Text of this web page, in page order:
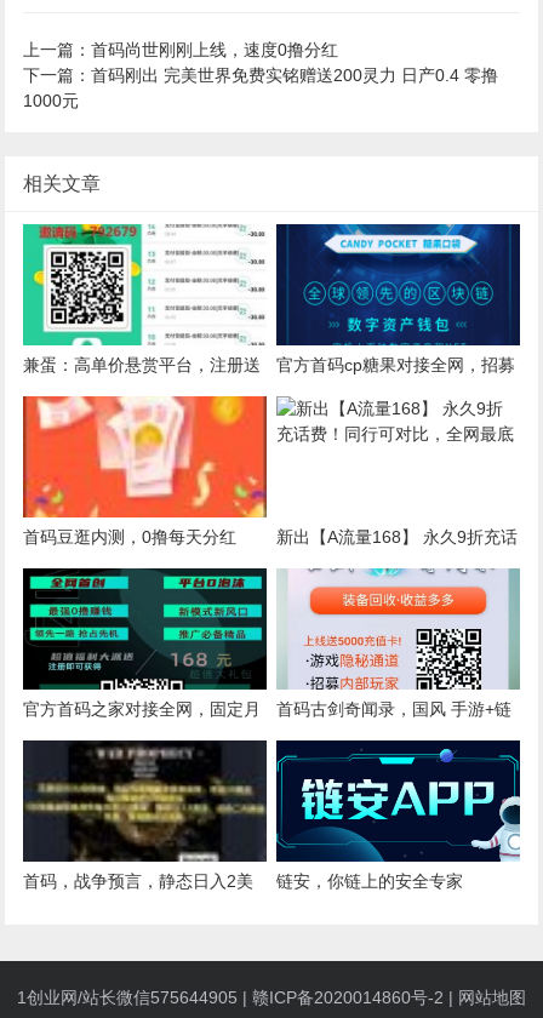
上一篇：首码尚世刚刚上线，速度0撸分红
下一篇：首码刚出 完美世界免费实铭赠送200灵力 日产0.4 零撸
1000元
相关文章
兼蛋：高单价悬赏平台，注册送
1元秒到，完成1个赚100以上
官方首码cp糖果对接全网，招募
节点以及团队长，一个33元
首码豆逛内测，0撸每天分红
5+，己上各大应用商店
新出【A流量168】 永久9折充话
费！同行可对比，全网最底
官方首码之家对接全网，固定月
工资，扶持站长，最强首码
首码古剑奇闻录，国风 手游+链
首码，战争预言，静态日入2美
链安，你链上的安全专家
1创业网/站长微信575644905 | 赣ICP备2020014860号-2 | 网站地图